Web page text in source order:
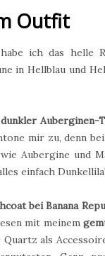
Outfit
habe ich das helle
in Hellblau und
dunkler Auberginen-
mir zu, denn
Aubergine und
einfach
bei Banana
mit meinem
Quartz als